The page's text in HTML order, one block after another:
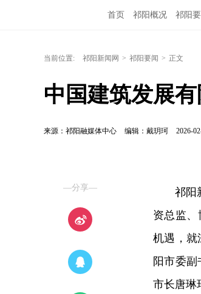
首页 祁阳概况 祁阳
当前位置: 祁阳新闻网 > 祁阳要闻 > 正文
中国建筑发展
来源：祁阳融媒体中心 编辑：戴玥珂 2026-
—分享—
祁阳
资总监、
机遇，就
阳市委
市长唐琳